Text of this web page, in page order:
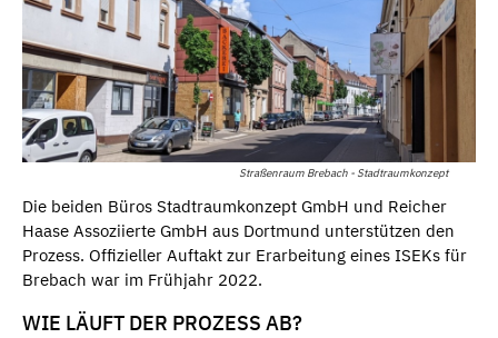
Straßenraum Brebach - Stadtraumkonzept
Die beiden Büros Stadtraumkonzept GmbH und Reicher
Haase Assoziierte GmbH aus Dortmund unterstützen den
Prozess. Offizieller Auftakt zur Erarbeitung eines ISEKs für
Brebach war im Frühjahr 2022.
WIE LÄUFT DER PROZESS AB?